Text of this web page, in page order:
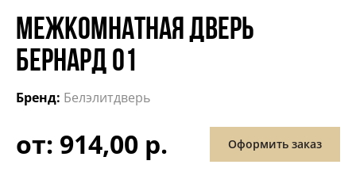
МЕЖКОМНАТНАЯ ДВЕРЬ
БЕРНАРД 01
Бренд: Белэлитдверь
от: 914,00 р. Оформить заказ